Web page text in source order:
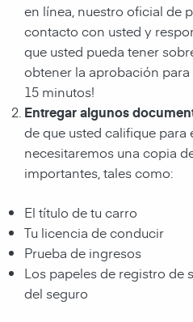
en línea, nuestro oficial de
contacto con usted y
que usted pueda tener
obtener la aprobación
15 minutos!
Entregar algunos
de que usted califique para
necesitaremos una copia
importantes, tales como:
El título de tu carro
Tu licencia de conducir
Prueba de ingresos
Los papeles de registro de
del seguro